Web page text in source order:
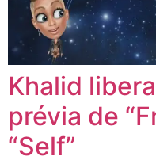
Khalid
prévia de
“Self”